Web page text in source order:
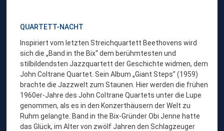
QUARTETT-NACHT
Inspiriert vom letzten Streichquartett Beethovens wird
sich die „Band in the Bix“ dem berühmtesten und
stilbildendsten Jazzquartett der Geschichte widmen, dem
John Coltrane Quartet. Sein Album „Giant Steps” (1959)
brachte die Jazzwelt zum Staunen. Hier werden die frühen
1960er-Jahre des John Coltrane Quartets unter die Lupe
genommen, als es in den Konzerthäusern der Welt zu
Ruhm gelangte. Band in the Bix-Gründer Obi Jenne hatte
das Glück, im Alter von zwölf Jahren den Schlagzeuger